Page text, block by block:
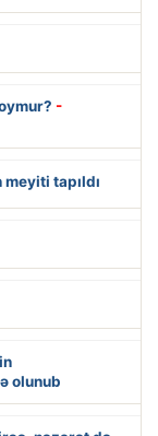
-
tapıldı
olunub